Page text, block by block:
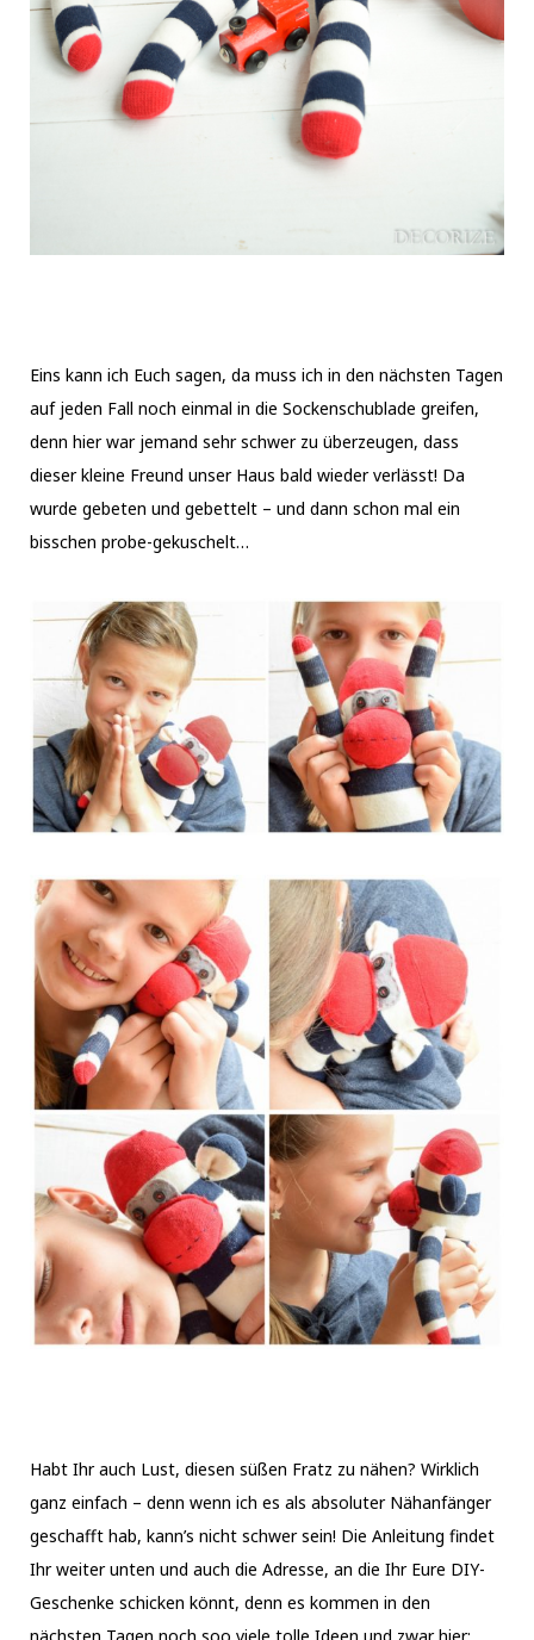
Eins kann ich Euch sagen, da muss ich in den nächsten Tagen
auf jeden Fall noch einmal in die Sockenschublade greifen,
denn hier war jemand sehr schwer zu überzeugen, dass
dieser kleine Freund unser Haus bald wieder verlässt! Da
wurde gebeten und gebettelt – und dann schon mal ein
bisschen probe-gekuschelt…
Habt Ihr auch Lust, diesen süßen Fratz zu nähen? Wirklich
ganz einfach – denn wenn ich es als absoluter Nähanfänger
geschafft hab, kann’s nicht schwer sein! Die Anleitung findet
Ihr weiter unten und auch die Adresse, an die Ihr Eure DIY-
Geschenke schicken könnt, denn es kommen in den
nächsten Tagen noch soo viele tolle Ideen und zwar hier: